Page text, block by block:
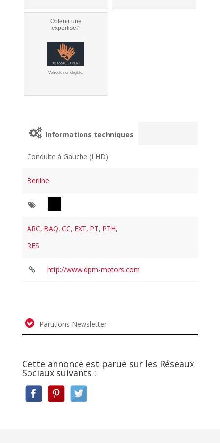
Obtenir une
expertise?
Véhicule non éligible.
Informations techniques
Conduite à Gauche (LHD)
Berline
ARC, BAQ, CC, EXT, PT, PTH,
RES
http://www.dpm-motors.com
Parutions Newsletter
Cette annonce est parue sur les Réseaux
Sociaux suivants :